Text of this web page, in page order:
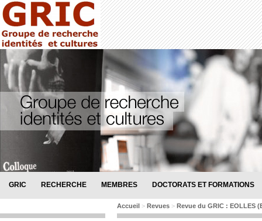
GRIC RECHERCHE MEMBRES DOCTORATS ET FORMATIONS
Accueil > Revues > Revue du GRIC : EOLLES